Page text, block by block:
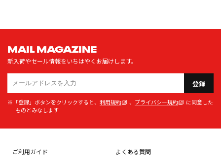
MAIL MAGAZINE
新入荷やセール情報をいちはやくお届けします。
登録
※「登録」ボタンをクリックすると、 利用規約 、 プライバシー規約
に同意した
ものとみなします
ご利用ガイド
よくある質問